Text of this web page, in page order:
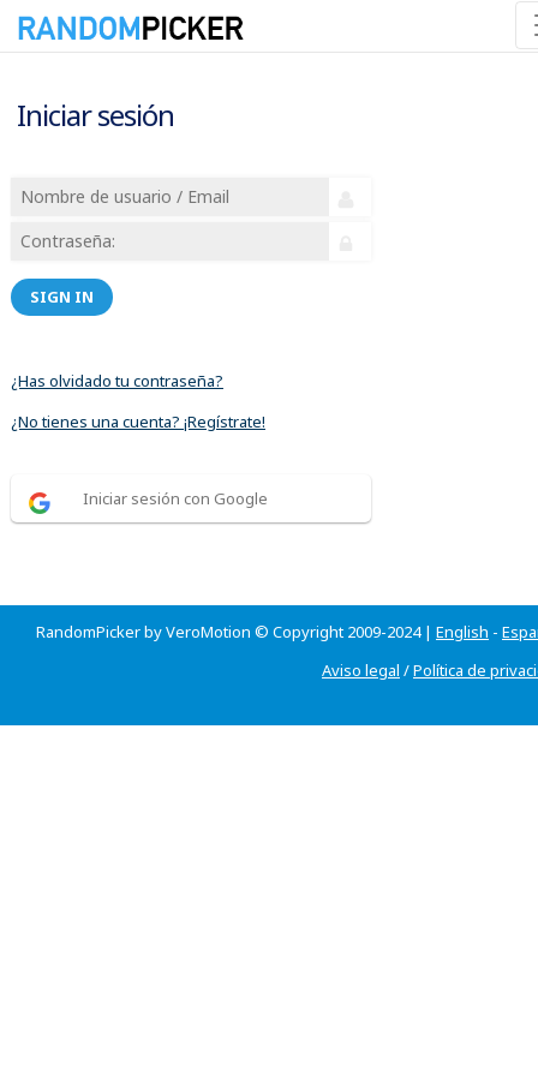
Iniciar sesión
SIGN IN
¿Has olvidado tu contraseña?
¿No tienes una cuenta? ¡Regístrate!
Iniciar sesión con Google
RandomPicker by VeroMotion © Copyright 2009-2024 | English -
Aviso legal /Política de